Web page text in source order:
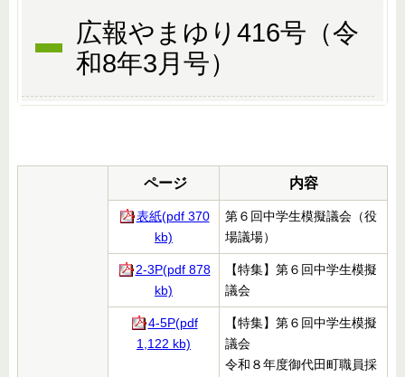
広報やまゆり416号（令
和8年3月号）
ページ 内容
表紙(pdf 370
kb)
第６回中学生模擬議会（役
場議場）
2-3P(pdf 878
kb)
【特集】第６回中学生模擬
議会
4-5P(pdf
1,122 kb)
【特集】第６回中学生模擬
議会
令和８年度御代田町職員採